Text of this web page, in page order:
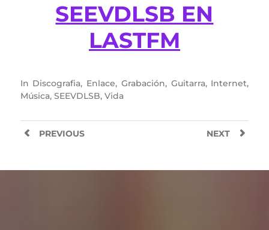
SEEVDLSB EN
LASTFM
In Discografia, Enlace, Grabación, Guitarra, Internet,
Música, SEEVDLSB, Vida
NEXT
PREVIOUS